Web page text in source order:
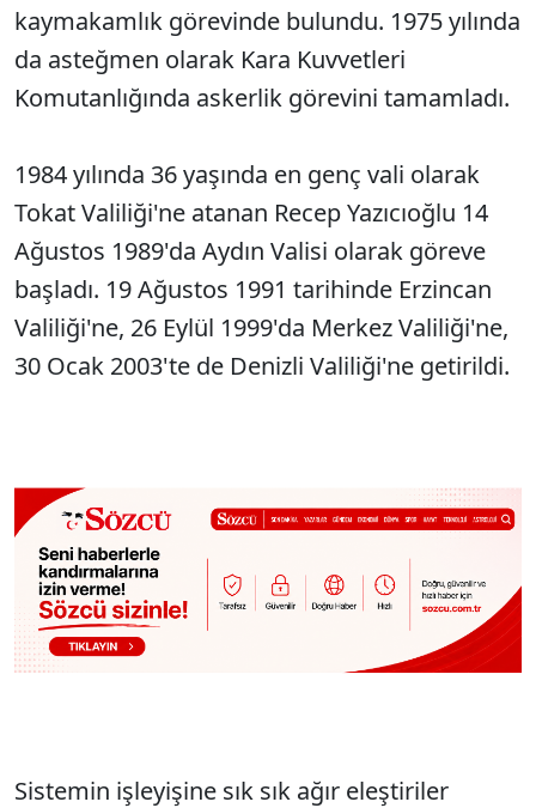
kaymakamlık görevinde bulundu. 1975 yılında
da asteğmen olarak Kara Kuvvetleri
Komutanlığında askerlik görevini tamamladı.
1984 yılında 36 yaşında en genç vali olarak
Tokat Valiliği'ne atanan Recep Yazıcıoğlu 14
Ağustos 1989'da Aydın Valisi olarak göreve
başladı. 19 Ağustos 1991 tarihinde Erzincan
Valiliği'ne, 26 Eylül 1999'da Merkez Valiliği'ne,
30 Ocak 2003'te de Denizli Valiliği'ne getirildi.
Sistemin işleyişine sık sık ağır eleştiriler